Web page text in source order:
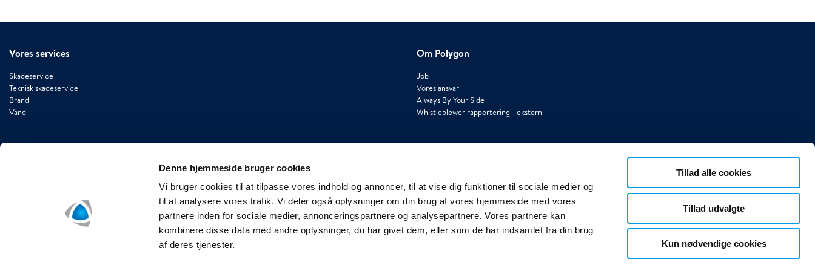
Denne hjemmeside bruger cookies
Vi bruger cookies til at tilpasse vores indhold og annoncer, til at vise dig funktioner til sociale medier og
til at analysere vores trafik. Vi deler også oplysninger om din brug af vores hjemmeside med vores
partnere inden for sociale medier, annonceringspartnere og analysepartnere. Vores partnere kan
kombinere disse data med andre oplysninger, du har givet dem, eller som de har indsamlet fra din brug
af deres tjenester.
Tillad alle cookies
Tillad udvalgte
Kun nødvendige cookies
Vores services
Skadeservice
Teknisk skadeservice
Brand
Vand
Om Polygon
Job
Vores ansvar
Always By Your Side
Whistleblower rapportering - ekstern
Stamholmen 193B, 2650 Hvidovre